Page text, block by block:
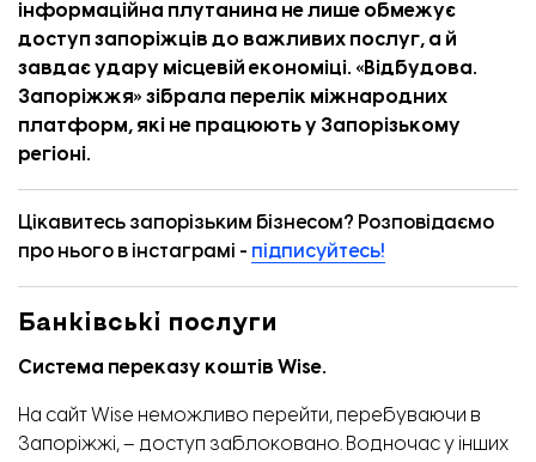
інформаційна плутанина не лише обмежує
доступ запоріжців до важливих послуг, а й
завдає удару місцевій економіці. «Відбудова.
Запоріжжя» зібрала перелік міжнародних
платформ, які не працюють у Запорізькому
регіоні.
Цікавитесь запорізьким бізнесом? Розповідаємо
про нього в інстаграмі - підписуйтесь!
Банківські послуги
Система переказу коштів Wise.
На сайт Wise неможливо перейти, перебуваючи в
Запоріжжі,– доступ заблоковано. Водночас у інших